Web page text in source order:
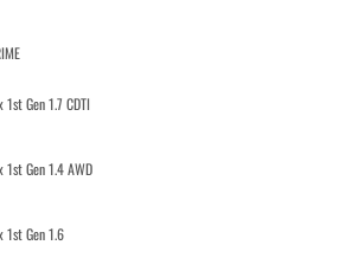
Gen 1.7 CDTI
Gen 1.4 AWD
1st Gen 1.6